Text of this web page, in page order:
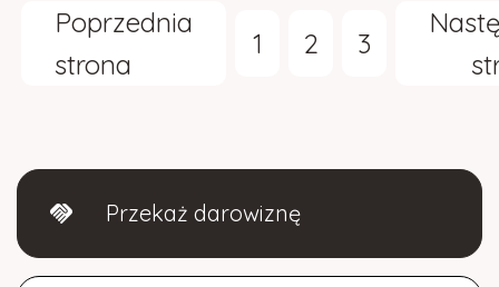
handshake Przekaż darowiznę
Poprzednia
strona
1 2 3